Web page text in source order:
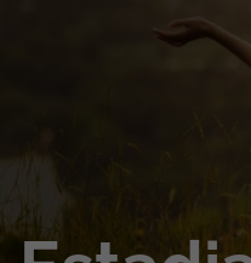
Pacotes de Férias
Cruzeiros